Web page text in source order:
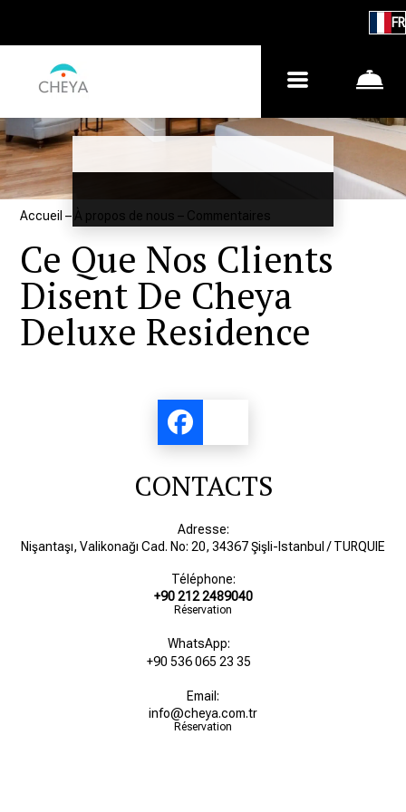
FR
Accueil– À propos de nous– Commentaires
Ce Que Nos Clients
Disent De Cheya
Deluxe Residence
CONTACTS
Adresse:
Nişantaşı, Valikonağı Cad. No: 20, 34367 Şişli-Istanbul / TURQUIE
Téléphone:
+90 212 2489040
Réservation
WhatsApp:
+90 536 065 23 35
Email:
info@cheya.com.tr
Réservation